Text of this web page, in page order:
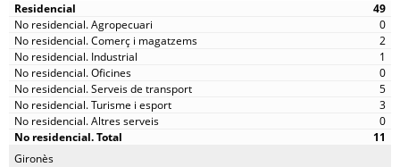
49
0
2
1
0
5
3
0
11
Gironès